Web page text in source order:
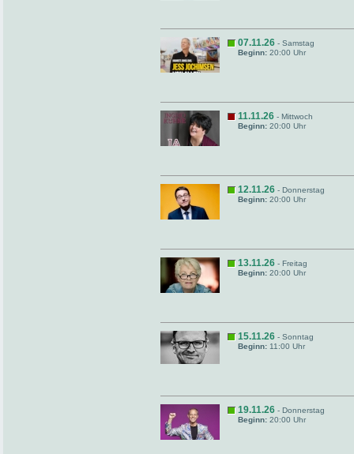
07.11.26 - Samstag
Beginn: 20:00 Uhr
11.11.26 - Mittwoch
Beginn: 20:00 Uhr
12.11.26 - Donnerstag
Beginn: 20:00 Uhr
13.11.26 - Freitag
Beginn: 20:00 Uhr
15.11.26 - Sonntag
Beginn: 11:00 Uhr
19.11.26 - Donnerstag
Beginn: 20:00 Uhr